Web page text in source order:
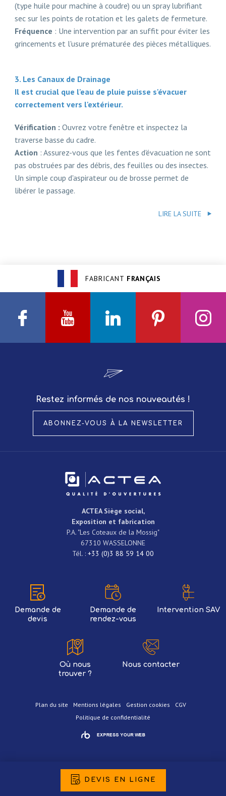
(type huile pour machine à coudre) ou un spray lubrifiant
sec sur les points de rotation et les galets de fermeture.
Fréquence : Une intervention par an suffit pour éviter les
grincements et l'usure prématurée des pièces métalliques.
3. Les Canaux de Drainage
Il est crucial que l'eau de pluie puisse s'évacuer
correctement vers l'extérieur.
Vérification : Ouvrez votre fenêtre et inspectez la
traverse basse du cadre.
Action : Assurez-vous que les fentes d'évacuation ne sont
pas obstruées par des débris, des feuilles ou des insectes.
Un simple coup d'aspirateur ou de brosse permet de
libérer le passage.
LIRE LA SUITE
FABRICANT FRANÇAIS
Restez informés de nos nouveautés !
ABONNEZ-VOUS À LA NEWSLETTER
ACTEASiège social,
Exposition et fabrication
P.A. "Les Coteaux de la Mossig"
67310 WASSELONNE
Tél. : +33 (0)3 88 59 14 00
Demande de
devis
Demande de
rendez-vous
Intervention SAV
Où nous
trouver ?
Nous contacter
Plan du site Mentions légales Gestion cookies
CGV
Politique de confidentialité
DEVIS EN LIGNE